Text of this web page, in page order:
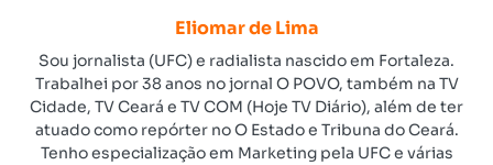
Eliomar de Lima
Sou jornalista (UFC) e radialista nascido em Fortaleza.
Trabalhei por 38 anos no jornal O POVO, também na TV
Cidade, TV Ceará e TV COM (Hoje TV Diário), além de ter
atuado como repórter no O Estado e Tribuna do Ceará.
Tenho especialização em Marketing pela UFC e várias